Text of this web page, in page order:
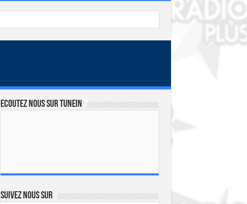
Ecoutez nous sur TuneIn
Suivez nous sur